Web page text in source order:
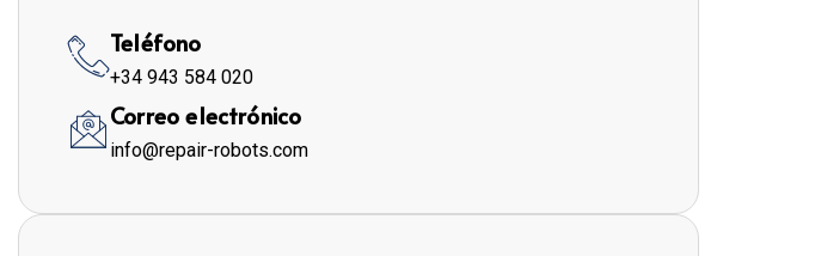
Teléfono
+34 943 584 020
Correo electrónico
info@repair-robots.com